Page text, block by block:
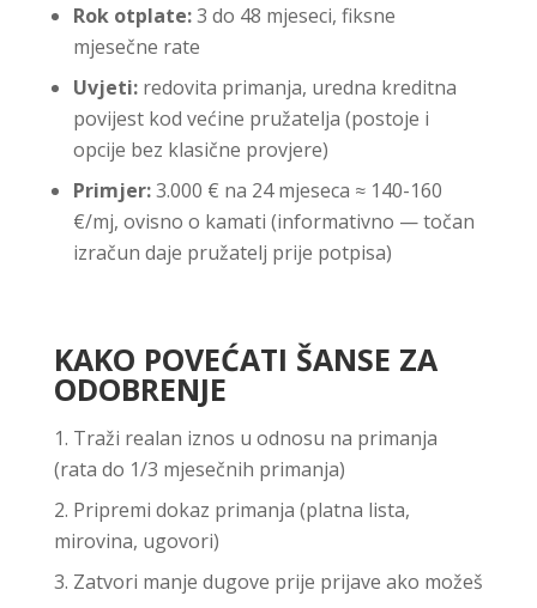
Rok otplate:3 do 48 mjeseci, fiksne
mjesečne rate
Uvjeti:redovita primanja, uredna kreditna
povijest kod većine pružatelja (postoje i
opcije bez klasične provjere)
Primjer:3.000 € na 24 mjeseca ≈ 140-160
€/mj, ovisno o kamati (informativno — točan
izračun daje pružatelj prije potpisa)
KAKO POVEĆATI ŠANSE ZA
ODOBRENJE
Traži realan iznos u odnosu na primanja
(rata do 1/3 mjesečnih primanja)
Pripremi dokaz primanja (platna lista,
mirovina, ugovori)
Zatvori manje dugove prije prijave ako možeš